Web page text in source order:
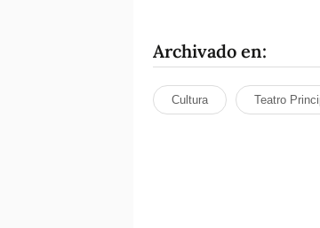
Archivado en:
Cultura Teatro